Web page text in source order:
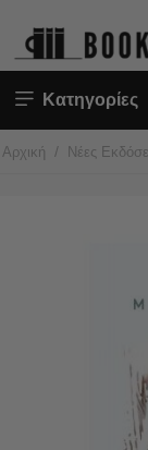
Κατηγορίες
Αρχική / Νέες